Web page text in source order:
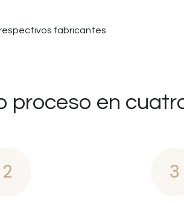
fabricantes
proceso en
2 3